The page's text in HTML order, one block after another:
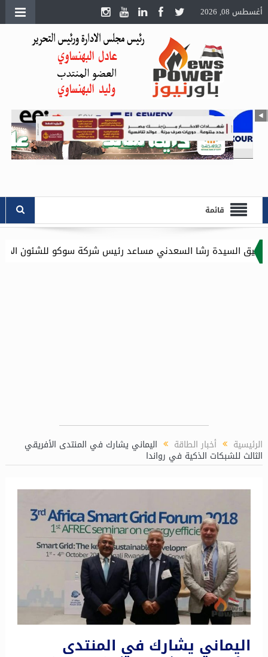
أغسطس 08, 2026
قائمة
السعدني مساعد رئيس شركة سوكو للشئون الادارية .. وموقع باور
الرئيسية أخبار الطاقة اليماني يشارك في المنتدى الأفريقي
الثالث للشبكات الذكية في رواندا
اليماني يشارك في المنتدى